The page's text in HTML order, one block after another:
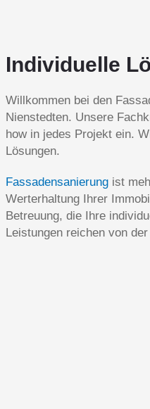
Individuelle
Willkommen bei den
Nienstedten. Unsere
how in jedes Projekt ein.
Lösungen.
Fassadensanierung ist
Werterhaltung Ihrer
Betreuung, die Ihre
Leistungen reichen von